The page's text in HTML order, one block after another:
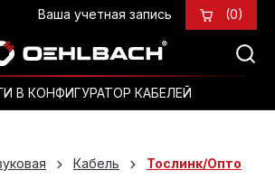
содержанию
Ваша учетная запись (0)
В КОНФИГУРАТОР КАБЕЛЕЙ
Кабель Тослинк/Опто